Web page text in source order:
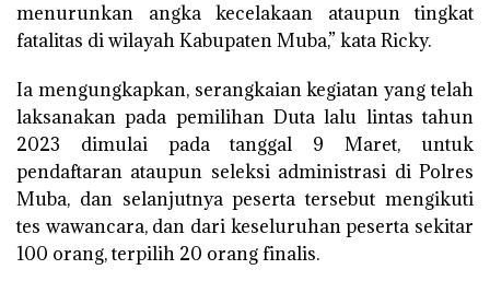
menurunkan angka kecelakaan ataupun tingkat
fatalitas di wilayah Kabupaten Muba,” kata Ricky.
Ia mengungkapkan, serangkaian kegiatan yang telah
laksanakan pada pemilihan Duta lalu lintas tahun
2023 dimulai pada tanggal 9 Maret, untuk
pendaftaran ataupun seleksi administrasi di Polres
Muba, dan selanjutnya peserta tersebut mengikuti
tes wawancara, dan dari keseluruhan peserta sekitar
100 orang, terpilih 20 orang finalis.